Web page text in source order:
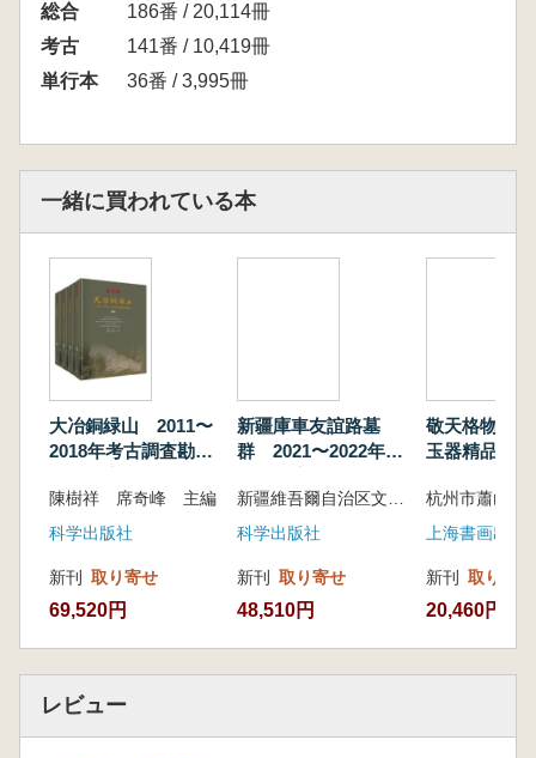
江淮地区台墩型遗址的研究提供了重要的实物资
料。
夏・商・周代を中心に、清代に至るまで長い時
間的広がりを持つ点が特徴です。文化層の堆積
2016年9月から2017年1月にかけて、安徽省
文物考古研究所によって正式な発掘調査が行わ
れ、一連の重要な成果が得られました。本報告
では、基本的な考古資料の整理・公開に加え、
環境考古学・動物考古学・分子生物学・安定同
位体分析などの多分野の手法を用いて研究が進
められ、遺跡全体の堆積構造がほぼ明らかにな
りました。
これにより、江淮地域における各時期の考古
同地域に広く分布する「台墩型遺跡」の研究に
対しても、貴重な実物資料が提供されることと
なりました。
総合
186番 / 20,114冊
考古
141番 / 10,419冊
単行本
36番 / 3,995冊
一緒に買われている本
大冶銅緑山 2011〜
2018年考古調査勘探
陳樹祥 席奇峰 主編
科学出版社
新刊 取り寄せ
69,520円
新疆庫車友誼路墓
群 2021〜2022年度
全3冊
新疆維吾爾自治区文物考古研究所 編著
科学出版社
新刊 取り寄せ
48,510円
敬天格物 西
玉器精品展
上海書画出版
新刊 取り寄せ
20,460円
レビュー